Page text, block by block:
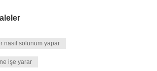
nasıl solunum yapar
işe yarar